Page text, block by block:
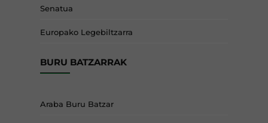
Senatua
Europako Legebiltzarra
BURU BATZARRAK
Araba Buru Batzar